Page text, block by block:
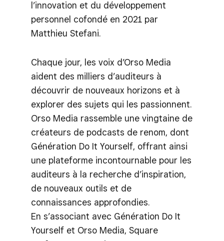
l’innovation et du développement
personnel cofondé en 2021 par
Matthieu Stefani.
Chaque jour, les voix d’Orso Media
aident des milliers d’auditeurs à
découvrir de nouveaux horizons et à
explorer des sujets qui les passionnent.
Orso Media rassemble une vingtaine de
créateurs de podcasts de renom, dont
Génération Do It Yourself, offrant ainsi
une plateforme incontournable pour les
auditeurs à la recherche d’inspiration,
de nouveaux outils et de
connaissances approfondies.
En s’associant avec Génération Do It
Yourself et Orso Media, Square